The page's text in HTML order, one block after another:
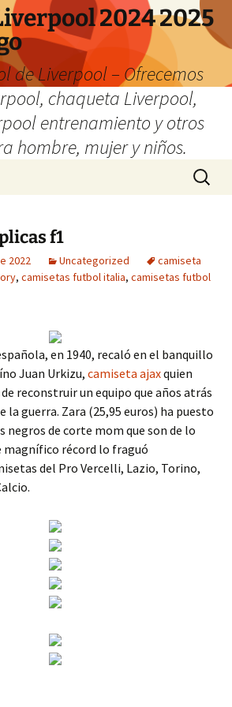
2024 2025
de Liverpool – Ofrecemos
chaqueta Liverpool,
entrenamiento y otros
hombre, mujer y niños.
Buscar:
f1
2022 Uncategorized
camiseta
, camisetas futbol italia, camisetas futbol
en 1940, recaló en el banquillo
Juan Urkizu, camiseta ajaxquien
reconstruir un equipo que años atrás
la guerra. Zara (25,95 euros) ha puesto
negros de corte mom que son de lo
magnífico récord lo fraguó
del Pro Vercelli, Lazio, Torino,